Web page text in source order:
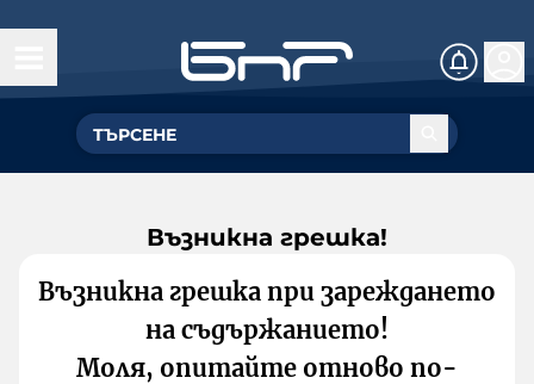
Възникна грешка!
Възникна грешка при зареждането
на съдържанието!
Моля, опитайте отново по-